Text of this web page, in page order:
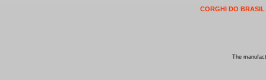
CORGHI DO BRASIL
The